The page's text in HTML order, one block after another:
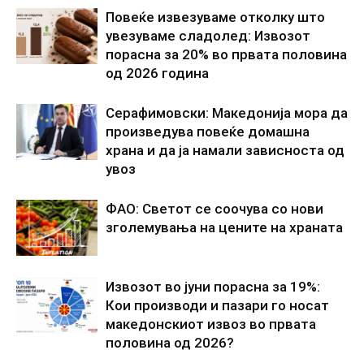
Повеќе извезуваме отколку што
увезуваме сладолед: Извозот
порасна за 20% во првата половина
од 2026 година
Серафимовски: Македонија мора да
произведува повеќе домашна
храна и да ја намали зависноста од
увоз
ФАО: Светот се соочува со нови
зголемувања на цените на храната
Извозот во јуни порасна за 19%:
Кои производи и пазари го носат
македонскиот извоз во првата
половина од 2026?